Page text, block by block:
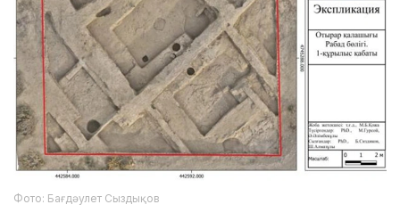
Фото: Бағдәулет Сыздықов